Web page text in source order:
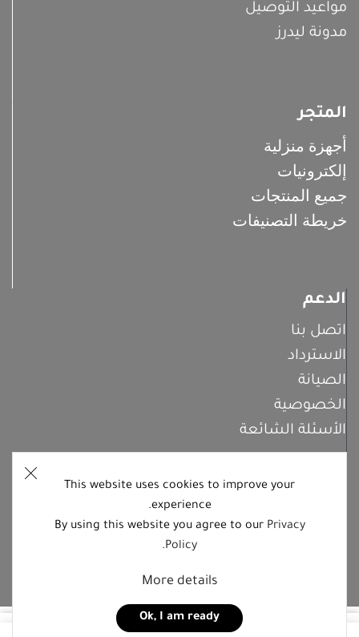
This website uses cookies to improve your
experience.
By using this website you agree to our Privacy
Policy
.
More details
Ok, I am ready
مواعيد التوصيل
مدونة ليدرز
المتجر
أجهزة منزلية
إلكترونيات
جميع المنتجات
خريطة التصنيفات
الدعم
اتصل بنا
الاسترداد
الصيانة
الخصوصية
الأسئلة الشائعة
اشترك معنا
تابعنا على منصات التواصل الاجتماعي